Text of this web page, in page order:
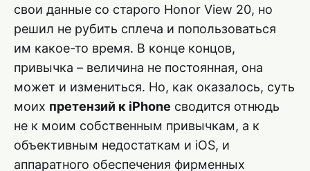
свои данные со старого Honor View 20, но
решил не рубить сплеча и попользоваться
им какое-то время. В конце концов,
привычка – величина не постоянная, она
может и измениться. Но, как оказалось, суть
моих претензий к iPhone сводится отнюдь
не к моим собственным привычкам, а к
объективным недостаткам и iOS, и
аппаратного обеспечения фирменных